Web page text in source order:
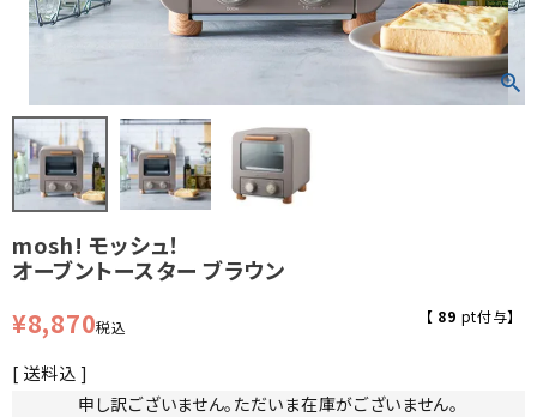
mosh! モッシュ！
オーブントースター ブラウン
¥8,870税込
【 89 pt付与】
送料込
申し訳ございません。ただいま在庫がございません。